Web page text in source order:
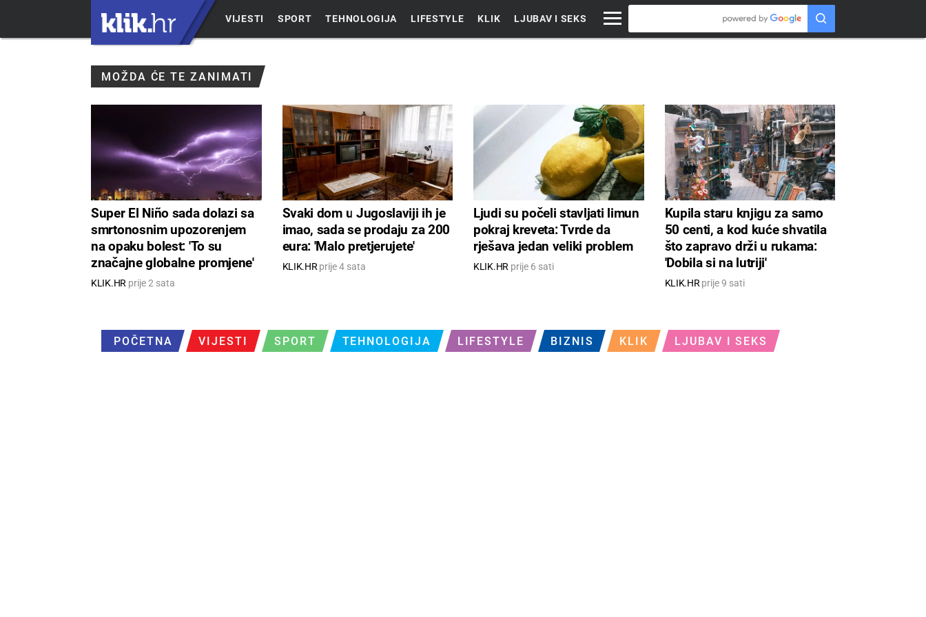
VIJESTI SPORT TEHNOLOGIJA LIFESTYLE KLIK LJUBAV I SEKS
MOŽDA ĆE TE ZANIMATI
Super El Niño sada dolazi sa
smrtonosnim upozorenjem
na opaku bolest: 'To su
značajne globalne promjene'
KLIK.HRprije 2 sata
Svaki dom u Jugoslaviji ih je
imao, sada se prodaju za 200
eura: 'Malo pretjerujete'
KLIK.HRprije 4 sata
Ljudi su počeli stavljati limun
pokraj kreveta: Tvrde da
rješava jedan veliki problem
KLIK.HRprije 6 sati
Kupila staru knjigu za samo
50 centi, a kod kuće shvatila
što zapravo drži u rukama:
'Dobila si na lutriji'
KLIK.HRprije 9 sati
POČETNA VIJESTI SPORT TEHNOLOGIJA LIFESTYLE BIZNIS KLIK LJUBAV I SEKS